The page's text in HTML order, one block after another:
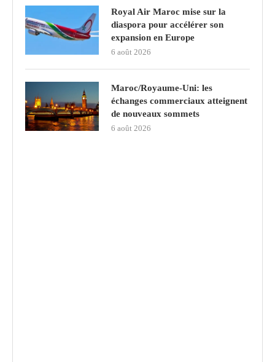
Royal Air Maroc mise sur la
diaspora pour accélérer son
expansion en Europe
6 août 2026
Maroc/Royaume-Uni: les
échanges commerciaux atteignent
de nouveaux sommets
6 août 2026